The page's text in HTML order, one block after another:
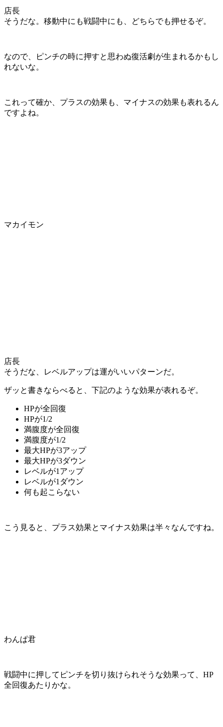
店長
そうだな。移動中にも戦闘中にも、どちらでも押せるぞ。
なので、 ピンチの時に押すと思わぬ復活劇 が生まれるかもし
れないな。
これって確か、プラスの効果も、マイナスの効果も表れるん
ですよね。
マカイモン
店長
そうだな、レベルアップは運がいいパターンだ。
ザッと書きならべると、下記のような効果が表れるぞ。
HPが全回復
HPが1/2
満腹度が全回復
満腹度が1/2
最大HPが3アップ
最大HPが3ダウン
レベルが1アップ
レベルが1ダウン
何も起こらない
こう見ると、プラス効果とマイナス効果は半々なんですね。
わんぱ君
戦闘中に押してピンチを切り抜けられそうな効果って、HP
全回復あたりかな。